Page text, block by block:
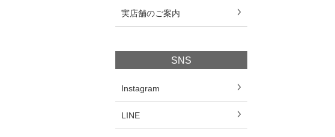
実店舗のご案内
SNS
Instagram
LINE